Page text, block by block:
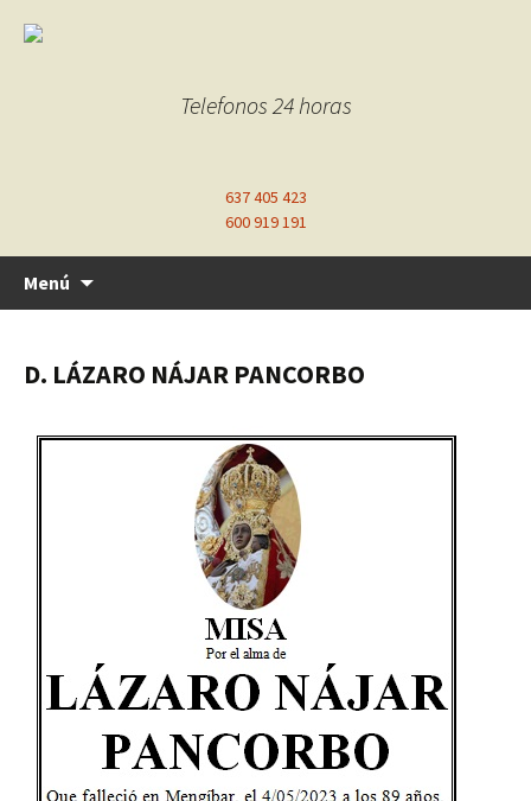
Telefonos 24 horas
637 405 423
600 919 191
Menú
D. LÁZARO NÁJAR PANCORBO